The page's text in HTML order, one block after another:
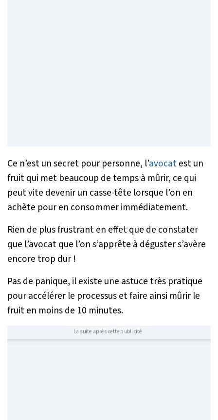
Ce n’est un secret pour personne, l’avocatest un
fruit qui met beaucoup de temps à mûrir, ce qui
peut vite devenir un casse-tête lorsque l’on en
achète pour en consommer immédiatement.
Rien de plus frustrant en effet que de constater
que l’avocat que l’on s’apprête à déguster s’avère
encore trop dur !
Pas de panique, il existe une astuce très pratique
pour accélérer le processus et faire ainsi mûrir le
fruit en moins de 10 minutes.
La suite après cette publicité